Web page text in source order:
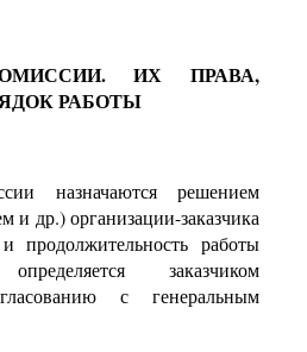
ИХ ПРАВА,
РАБОТЫ
назначаются решением
и др.) организации-заказчика
продолжительность работы
заказчиком
с генеральным